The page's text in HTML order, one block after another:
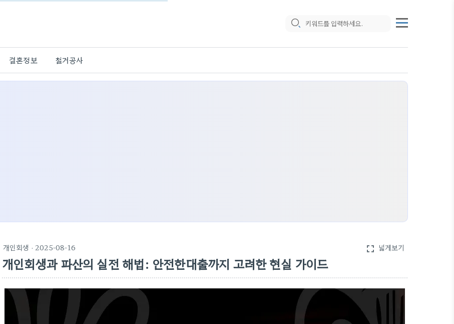
결혼정보 철거공사
개인회생 · 2025-08-16 fullscreen 넓게보기
개인회생과 파산의 실전 해법: 안전한대출까지 고려한 현실 가이드